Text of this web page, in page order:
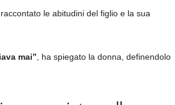
le abitudini del figlio e la sua
mai” , ha spiegato la donna, definendolo